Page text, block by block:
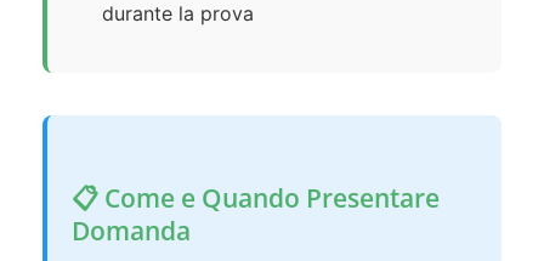
durante la prova
📋 Come e Quando Presentare
Domanda